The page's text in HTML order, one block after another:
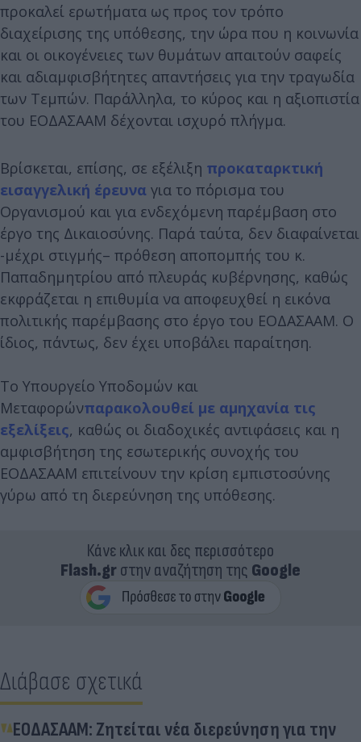
προκαλεί ερωτήματα ως προς τον τρόπο
διαχείρισης της υπόθεσης, την ώρα που η κοινωνία
και οι οικογένειες των θυμάτων απαιτούν σαφείς
και αδιαμφισβήτητες απαντήσεις για την τραγωδία
των Τεμπών. Παράλληλα, το κύρος και η αξιοπιστία
του ΕΟΔΑΣΑΑΜ δέχονται ισχυρό πλήγμα.
Βρίσκεται, επίσης, σε εξέλιξη προκαταρκτική
εισαγγελική έρευνα για το πόρισμα του
Οργανισμού και για ενδεχόμενη παρέμβαση στο
έργο της Δικαιοσύνης. Παρά ταύτα, δεν διαφαίνεται
-μέχρι στιγμής– πρόθεση αποπομπής του κ.
Παπαδημητρίου από πλευράς κυβέρνησης, καθώς
εκφράζεται η επιθυμία να αποφευχθεί η εικόνα
πολιτικής παρέμβασης στο έργο του ΕΟΔΑΣΑΑΜ. Ο
ίδιος, πάντως, δεν έχει υποβάλει παραίτηση.
Το Υπουργείο Υποδομών και
Μεταφορώνπαρακολουθεί με αμηχανία τις
εξελίξεις, καθώς οι διαδοχικές αντιφάσεις και η
αμφισβήτηση της εσωτερικής συνοχής του
ΕΟΔΑΣΑΑΜ επιτείνουν την κρίση εμπιστοσύνης
γύρω από τη διερεύνηση της υπόθεσης.
Κάνε κλικ και δες περισσότερο
Flash.grστην αναζήτηση της Google
Διάβασε σχετικά
ΕΟΔΑΣΑΑΜ: Ζητείται νέα διερεύνηση για την